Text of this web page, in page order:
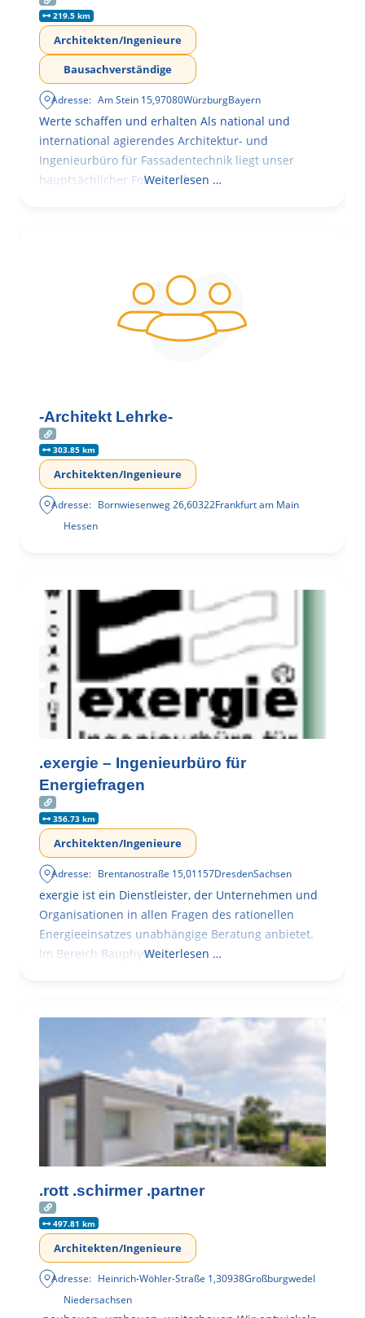
219.5 km
Architekten/Ingenieure
Bausachverständige
Adresse: Am Stein 15,97080WürzburgBayern
Werte schaffen und erhalten Als national und
international agierendes Architektur- und
Ingenieurbüro für Fassadentechnik liegt unser
hauptsächlicher Fokus in der
Weiterlesen …
-Architekt Lehrke-
303.85 km
Architekten/Ingenieure
Adresse: Bornwiesenweg 26,60322Frankfurt am Main
Hessen
.exergie – Ingenieurbüro für
Energiefragen
356.73 km
Architekten/Ingenieure
Adresse: Brentanostraße 15,01157DresdenSachsen
exergie ist ein Dienstleister, der Unternehmen und
Organisationen in allen Fragen des rationellen
Energieeinsatzes unabhängige Beratung anbietet.
Im Bereich BauphysikWeiterlesen …
.rott .schirmer .partner
497.81 km
Architekten/Ingenieure
Adresse: Heinrich-Wöhler-Straße 1,30938Großburgwedel
Niedersachsen